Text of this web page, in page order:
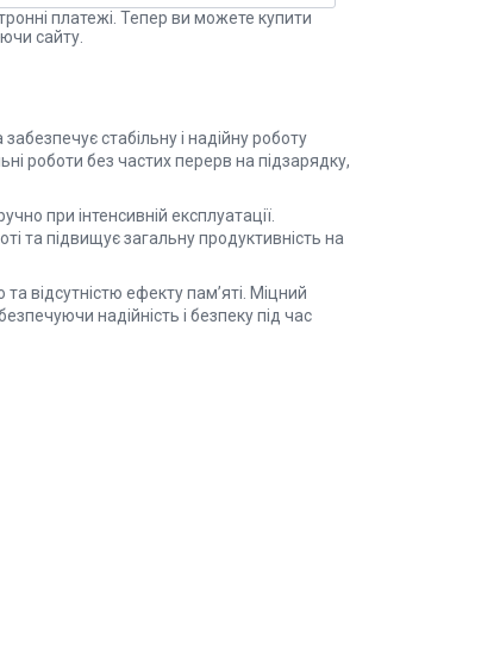
платежі. Тепер ви можете купити
сайту.
стабільну і надійну роботу
роботи без частих перерв на підзарядку,
при інтенсивній експлуатації.
та підвищує загальну продуктивність на
відсутністю ефекту пам’яті. Міцний
надійність і безпеку під час